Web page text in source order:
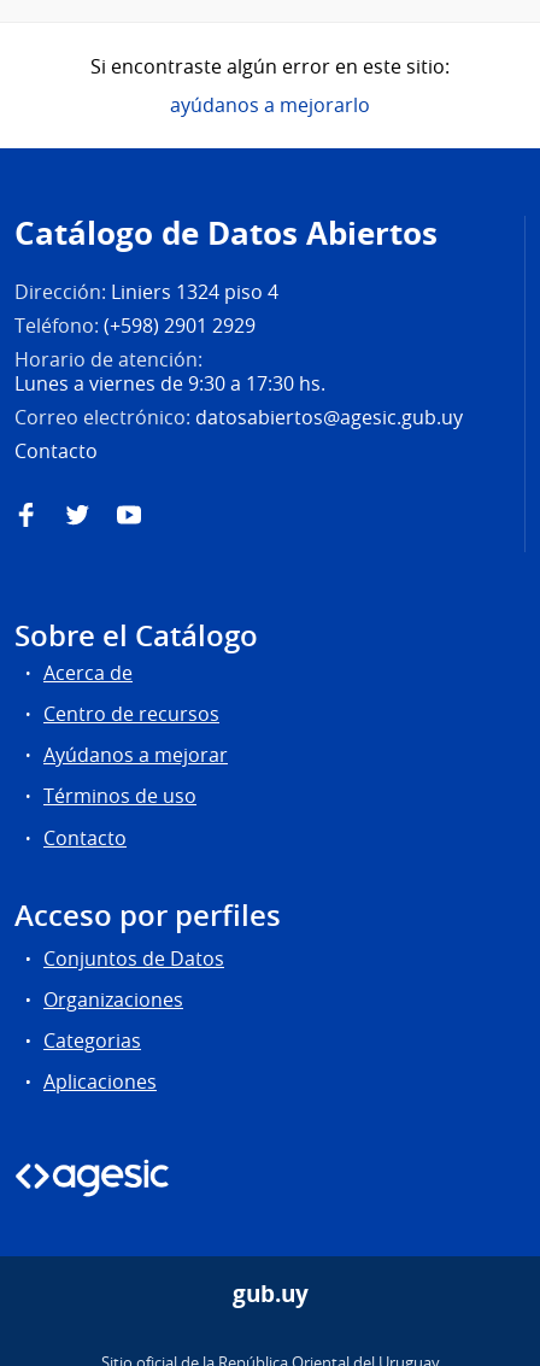
Si encontraste algún error en este sitio:
ayúdanos a mejorarlo
de
página
Catálogo de Datos Abiertos
Dirección: Liniers 1324 piso 4
Teléfono: (+598) 2901 2929
Horario de atención:
Lunes a viernes de 9:30 a 17:30 hs.
Correo electrónico: datosabiertos@agesic.gub.uy
Contacto
FacebookTwitterYouTube
Sobre el Catálogo
Acerca de
Centro de recursos
Ayúdanos a mejorar
Términos de uso
Contacto
Acceso por perfiles
Conjuntos de Datos
Organizaciones
Categorias
Aplicaciones
gub.uy